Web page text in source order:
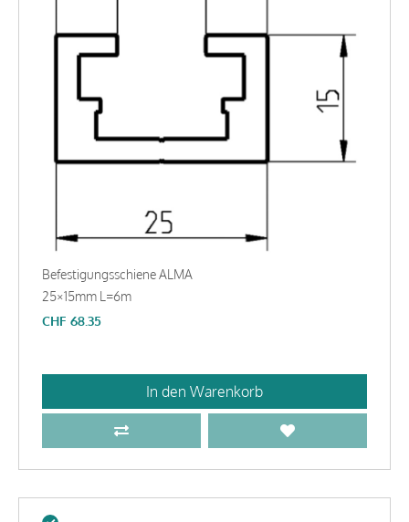
Befestigungsschiene ALMA
25×15mm L=6m
CHF 68.35
In den Warenkorb